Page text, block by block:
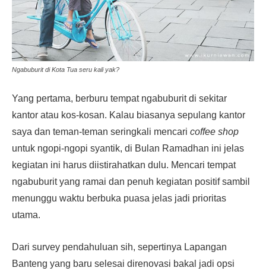
Ngabuburit di Kota Tua seru kali yak?
Yang pertama, berburu tempat ngabuburit di sekitar
kantor atau kos-kosan. Kalau biasanya sepulang kantor
saya dan teman-teman seringkali mencari coffee shop
untuk ngopi-ngopi syantik, di Bulan Ramadhan ini jelas
kegiatan ini harus diistirahatkan dulu. Mencari tempat
ngabuburit yang ramai dan penuh kegiatan positif sambil
menunggu waktu berbuka puasa jelas jadi prioritas
utama.
Dari survey pendahuluan sih, sepertinya Lapangan
Banteng yang baru selesai direnovasi bakal jadi opsi